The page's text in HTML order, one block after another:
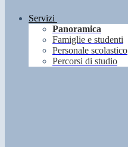
Servizi
Panoramica
Famiglie e studenti
Personale scolastico
Percorsi di studio